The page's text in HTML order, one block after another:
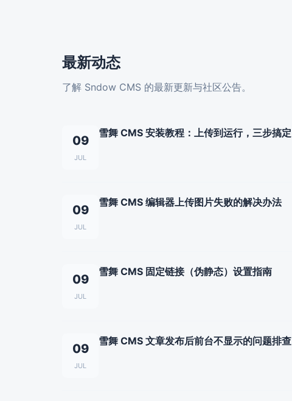
最新动态
了解 Sndow CMS 的最新更新与社区公告。
09
JUL
雪舞 CMS 安装教程：上传到运行，三步搞定
09
JUL
雪舞 CMS 编辑器上传图片失败的解决办法
09
JUL
雪舞 CMS 固定链接（伪静态）设置指南
09
JUL
雪舞 CMS 文章发布后前台不显示的问题排查